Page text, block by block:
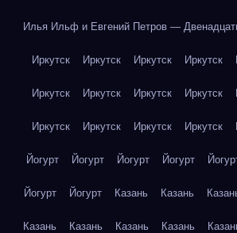
Илья Ильф и Евгений Петров —
Иркутск Иркутск Иркутск Иркутск
Иркутск Иркутск Иркутск Иркутск
Иркутск Иркутск Иркутск Иркутск
Йогурт Йогурт Йогурт Йогурт
Йогурт Йогурт Казань Казань
Казань Казань Казань Казань